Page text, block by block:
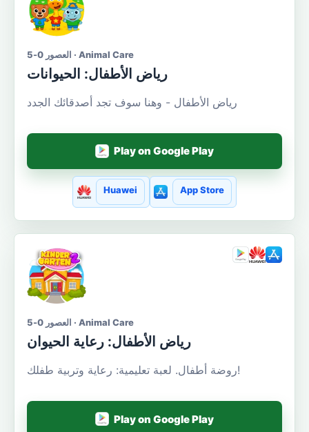
العصور 0-5 · Animal Care
رياض الأطفال: الحيوانات
رياض الأطفال - وهنا سوف تجد أصدقائك الجدد
Play on Google Play
Huawei App Store
العصور 0-5 · Animal Care
رياض الأطفال: رعاية الحيوان
روضة أطفال. لعبة تعليمية: رعاية وتربية طفلك!
Play on Google Play